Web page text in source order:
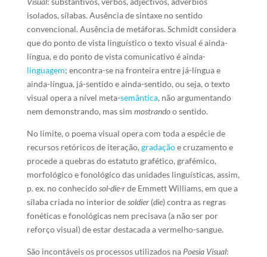
isolados, sílabas. Ausência de sintaxe no sentido
convencional. Ausência de metáforas. Schmidt considera
que do ponto de vista linguístico o texto visual é ainda-
língua, e do ponto de vista comunicativo é ainda-
linguagem; encontra-se na fronteira entre já-língua e
ainda-língua, já-sentido e ainda-sentido, ou seja, o texto
visual opera a nível meta-semântica, não argumentando
nem demonstrando, mas sim mostrandoo sentido.
No limite, o poema visual opera com toda a espécie de
recursos retóricos de iteração, gradaçãoe cruzamento e
procede a quebras do estatuto grafético, grafémico,
morfológico e fonológico das unidades linguísticas, assim,
p. ex. no conhecidosol-die-rde Emmett Williams, em que a
sílaba criada no interior desoldier(die) contra as regras
fonéticas e fonológicas nem precisava (a não ser por
reforço visual) de estar destacada a vermelho-sangue.
São incontáveis os processos utilizados na Poesia Visual: